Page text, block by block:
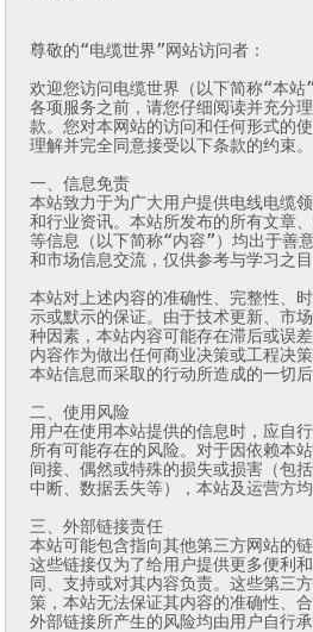
尊敬的“电缆世界”网站访问者：
欢迎您访问电缆世界（以下简称“本站
各项服务之前，请您仔细阅读并充分
款。您对本网站的访问和任何形式的
理解并完全同意接受以下条款的约束。
一、信息免责
本站致力于为广大用户提供电线电缆
和行业资讯。本站所发布的所有文章
等信息（以下简称“内容”）均出于善
和市场信息交流，仅供参考与学习之目
本站对上述内容的准确性、完整性、
示或默示的保证。由于技术更新、市
种因素，本站内容可能存在滞后或误
内容作为做出任何商业决策或工程决
本站信息而采取的行动所造成的一切
二、使用风险
用户在使用本站提供的信息时，应自
所有可能存在的风险。对于因依赖本
间接、偶然或特殊的损失或损害（包
中断、数据丢失等），本站及运营方
三、外部链接责任
本站可能包含指向其他第三方网站的
这些链接仅为了给用户提供更多便利
同、支持或对其内容负责。这些第三
策，本站无法保证其内容的准确性、
外部链接所产生的风险均由用户自行承